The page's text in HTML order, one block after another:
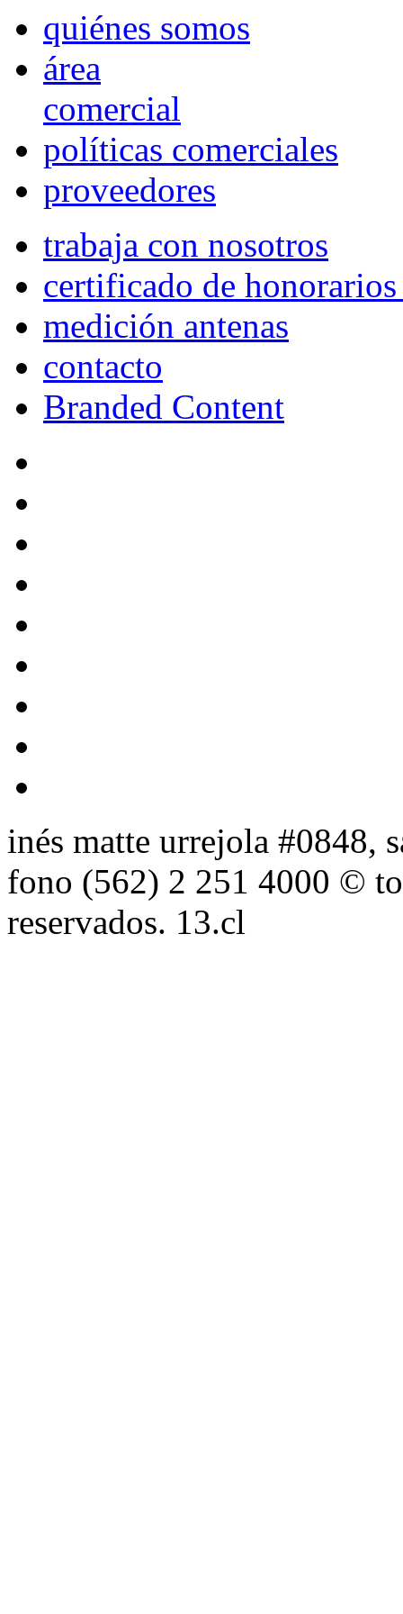
quiénes somos
área
comercial
políticas comerciales
proveedores
trabaja con nosotros
certificado de
medición antenas
contacto
Branded Content
inés matte urrejola #0848,
fono (562) 2 251 4000 ©
reservados. 13.cl